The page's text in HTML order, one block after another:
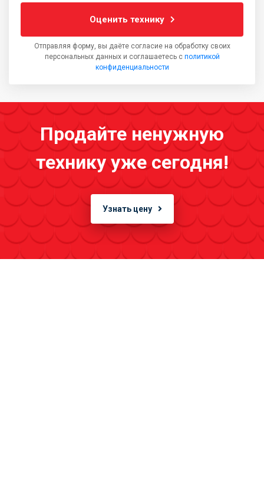
Оценить технику
Отправляя форму, вы даёте согласие на обработку своих
персональных данных и соглашаетесь с политикой
конфиденциальности
Продайте ненужную
технику уже сегодня!
Узнать цену